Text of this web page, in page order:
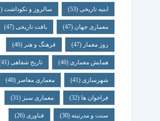
ابنیه تاریخی(53) سالروز و نکوداشت(52)
معماری جهان (47) بافت تاریخی(47)
روز معمار (47) فرهنگ و هنر (46)
همایش معماری(46) تاریخ شفاهی(41)
شهرسازی(41) معماری معاصر (40)
فراخوان ها (32) معماری سبز (31)
سنت و مدرنیته (30) فناوری(26)